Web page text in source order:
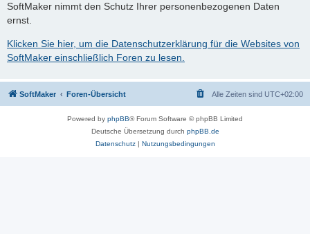
SoftMaker nimmt den Schutz Ihrer personenbezogenen Daten
ernst.
Klicken Sie hier, um die Datenschutzerklärung für die Websites von
SoftMaker einschließlich Foren zu lesen.
SoftMaker Foren-Übersicht Alle Zeiten sind UTC+02:00
Powered by phpBB® Forum Software © phpBB Limited
Deutsche Übersetzung durch phpBB.de
Datenschutz| Nutzungsbedingungen